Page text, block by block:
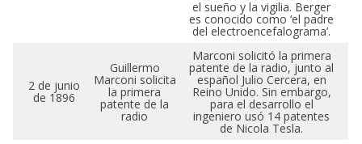
el sueño y la vigilia. Berger
es conocido como ‘el padre
del electroencefalograma’.
2 de junio
de 1896
Guillermo
Marconi solicita
la primera
patente de la
radio
Marconi solicitó la primera
patente de la radio, junto al
español Julio Cercera, en
Reino Unido. Sin embargo,
para el desarrollo el
ingeniero usó 14 patentes
de Nicola Tesla.